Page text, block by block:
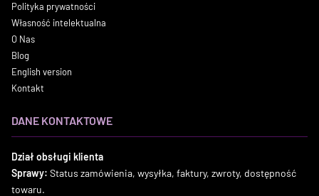
Polityka prywatności
Własność intelektualna
O Nas
Blog
English version
Kontakt
DANE KONTAKTOWE
Dział obsługi klienta
Sprawy: Status zamówienia, wysyłka, faktury, zwroty, dostępność
towaru.